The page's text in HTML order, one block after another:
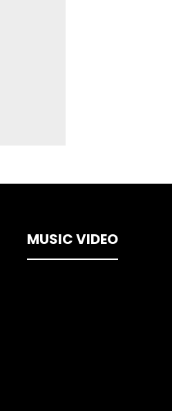
MUSIC VIDEO